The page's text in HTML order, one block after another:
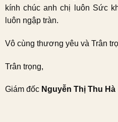
kính chúc anh chị luôn Sức
luôn ngập tràn.
Vô cùng thương yêu và Trân
Trân trọng,
Giám đốc Nguyễn Thị Thu Hà